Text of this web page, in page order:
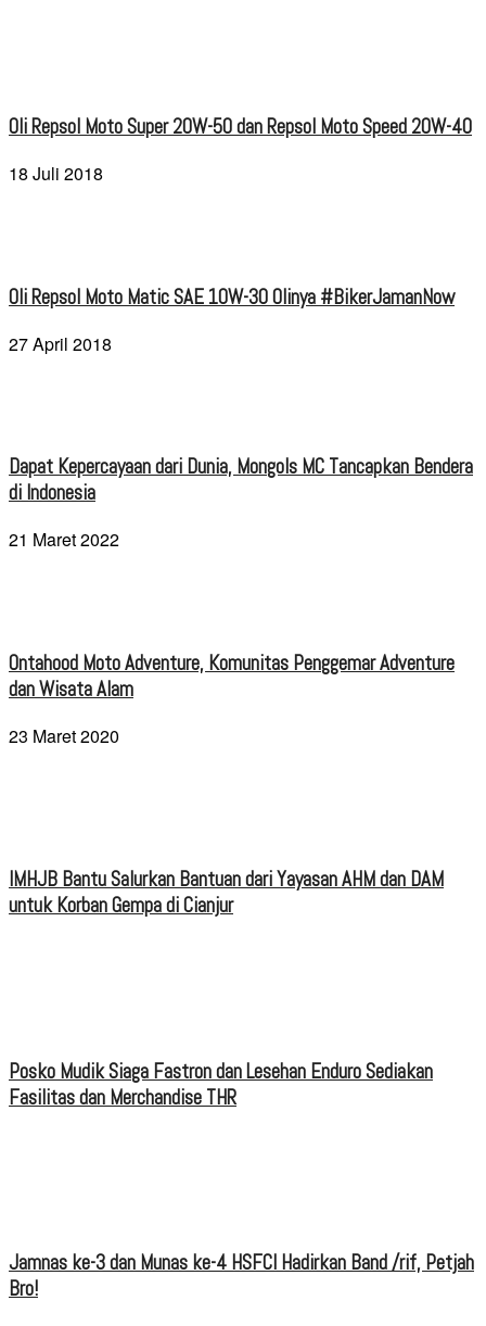
Oli Repsol Moto Super 20W-50 dan Repsol Moto Speed 20W-40
18 Juli 2018
Oli Repsol Moto Matic SAE 10W-30 Olinya #BikerJamanNow
27 April 2018
Dapat Kepercayaan dari Dunia, Mongols MC Tancapkan Bendera
di Indonesia
21 Maret 2022
Ontahood Moto Adventure, Komunitas Penggemar Adventure
dan Wisata Alam
23 Maret 2020
IMHJB Bantu Salurkan Bantuan dari Yayasan AHM dan DAM
untuk Korban Gempa di Cianjur
Posko Mudik Siaga Fastron dan Lesehan Enduro Sediakan
Fasilitas dan Merchandise THR
Jamnas ke-3 dan Munas ke-4 HSFCI Hadirkan Band /rif, Petjah
Bro!